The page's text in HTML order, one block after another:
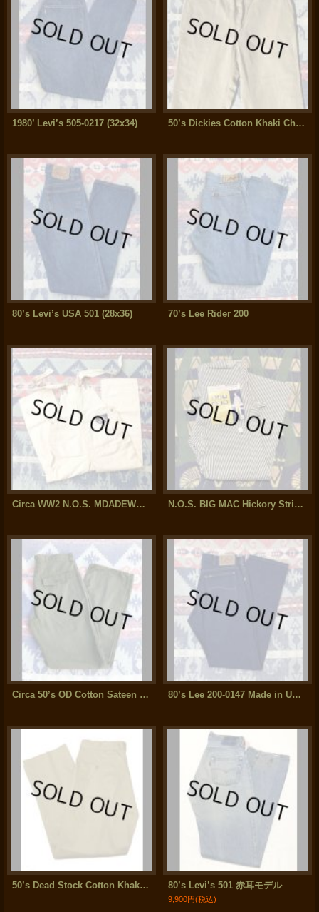
1980’ Levi’s 505-0217 (32x34) 50’s Dickies Cotton Khaki Chino Trousers
80’s Levi’s USA 501 (28x36) 70’s Lee Rider 200
Circa WW2 N.O.S. MDADEWELL Overalls (38x32) N.O.S. BIG MAC Hickory Stripe Overalls
Circa 50’s OD Cotton Sateen Trousers Civilian Model 80’s Lee 200-0147 Made in USA (34x34)
50’s Dead Stock Cotton Khaki Chino Trousers 80’s Levi’s 501 赤耳モデル
9,900円(税込)